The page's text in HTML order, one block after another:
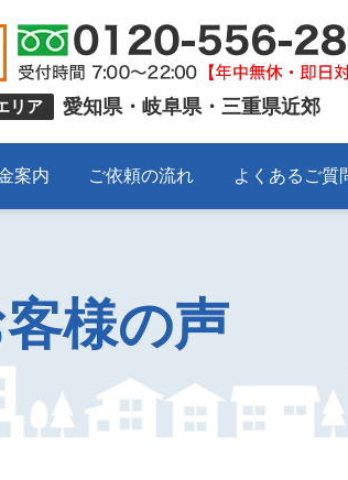
リア 愛知県・岐阜県・三重県近郊
案内 ご依頼の流れ よくあるご質
様の声